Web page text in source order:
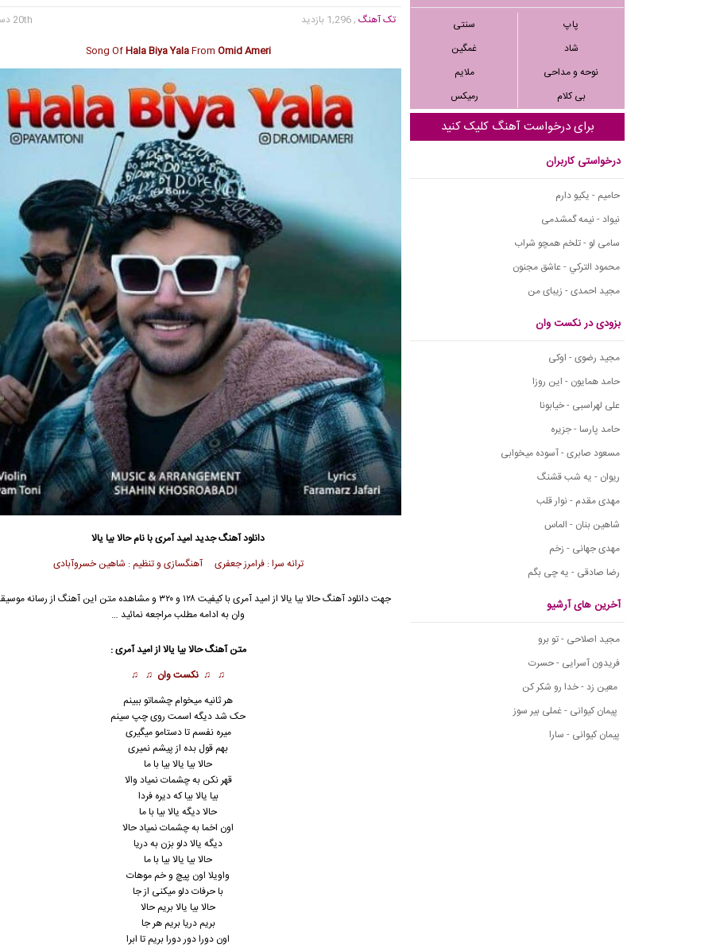
پاپ
سنتی
شاد
غمگین
نوحه و مداحی
ملایم
بی کلام
رمیکس
برای درخواست آهنگ کلیک کنید
درخواستی کاربران
حامیم - یکیو دارم
نیواد - نیمه گمشدمی
سامی لو - تلخم همچو شراب
محمود التركي - عاشق مجنون
مجید احمدی - زیبای من
بزودی در نکست وان
مجید رضوی - اوکی
حامد همایون - این روزا
علی لهراسبی - خیابونا
حامد پارسا - جزیره
مسعود صابری - آسوده میخوابی
ریوان - یه شب قشنگ
مهدی مقدم - نوار قلب
شاهین بنان - الماس
مهدی جهانی - زخم
رضا صادقی - یه چی بگم
آخرین های آرشیو
مجید اصلاحی - تو برو
فریدون آسرایی - حسرت
معین زد - خدا رو شکر کن
پیمان کیوانی - غملی بیر سوز
پیمان کیوانی - سارا
تک آهنگ, 1,296 بازدید
20th دسامبر 2023
Song OfHala Biya YalaFrom Omid Ameri
دانلود آهنگ جدیدامید آمریبا نام حالا بیا یالا
ترانه سرا : فرامرز جعفری آهنگسازی و تنظیم : شاهین خسروآبادی
جهت دانلود آهنگ حالا بیا یالا از امید آمری
با کیفیت ۱۲۸ و ۳۲۰ و مشاهده متن این آهنگ از رسانه
وان به ادامه مطلب مراجعه نمائید …
متن آهنگ حالا بیا یالا ازامید آمری:
♫ ♫ نکست وان ♫ ♫
هر ثانیه میخوام چشماتو ببینم
حک شد دیگه اسمت روی چپ سینم
میره نفسم تا دستامو میگیری
بهم قول بده از پیشم نمیری
حالا بیا یالا بیا با ما
قهر نکن به چشمات نمیاد والا
بیا یالا بیا که دیره فردا
حالا دیگه یالا بیا با ما
اون اخما به چشمات نمیاد حالا
دیگه یالا دلو بزن به دریا
حالا بیا یالا بیا با ما
واویلا اون پیچ و خم موهات
با حرفات دلو میکنی از جا
حالا بیا یالا بریم حالا
بریم دریا بریم هر جا
اون دورا دور دورا بریم تا ابرا